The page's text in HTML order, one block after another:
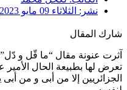
نشر: الثلاثاء 09 مايو 2023 [6:39 صباحًا] بتوقيت الجزائر
شارك المقال
آثرت عنونة مقال “ما قّل و دّل”
تعرض لها بطبيعة الحال الأمير
الجزائريين إلا من أبى و من